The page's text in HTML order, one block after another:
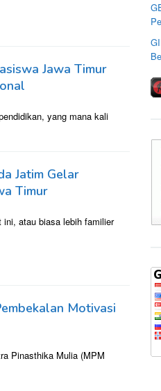
Jawa Timur
yang mana kali
Jatim Gelar
Timur
ini, atau biasa lebih familier
Motivasi
Pinasthika Mulia (MPM